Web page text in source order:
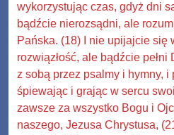
wykorzystując czas, gdyż dni
bądźcie nierozsądni, ale
Pańska. (18) I nie upijajcie się
rozwiązłość, ale bądźcie
z sobą przez psalmy i hymny, i
śpiewając i grając w sercu
zawsze za wszystko Bogu i
naszego, Jezusa Chrystusa,